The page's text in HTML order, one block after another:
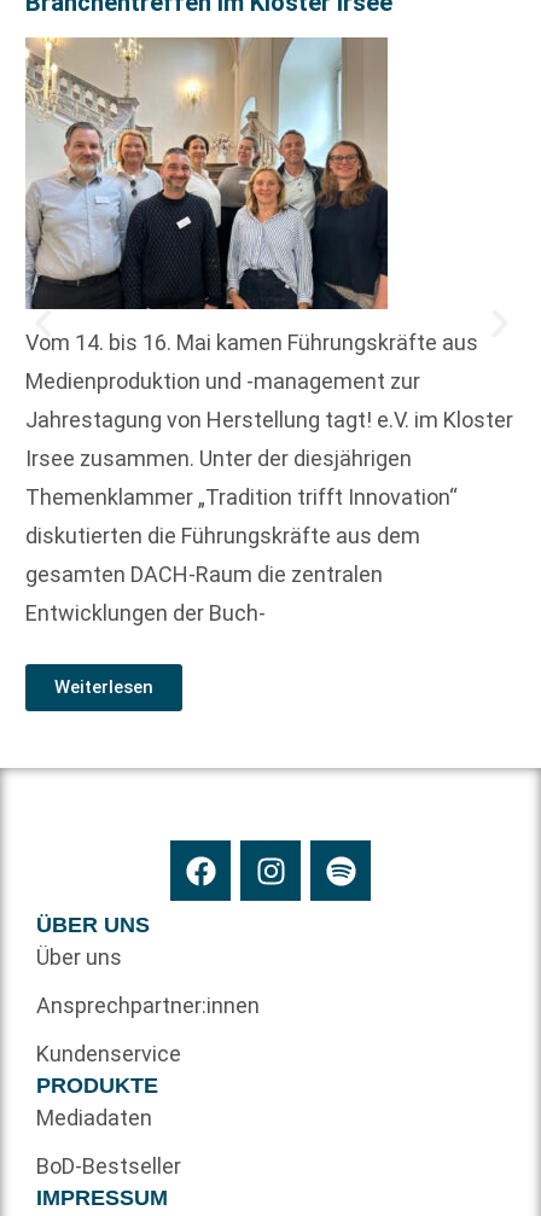
Vom 14. bis 16. Mai kamen Führungskräfte aus
Medienproduktion und -management zur
Jahrestagung von Herstellung tagt! e.V. im Kloster
Irsee zusammen. Unter der diesjährigen
Themenklammer „Tradition trifft Innovation“
diskutierten die Führungskräfte aus dem
gesamten DACH-Raum die zentralen
Entwicklungen der Buch-
Weiterlesen
ÜBER UNS
Über uns
Ansprechpartner:innen
Kundenservice
PRODUKTE
Mediadaten
BoD-Bestseller
IMPRESSUM